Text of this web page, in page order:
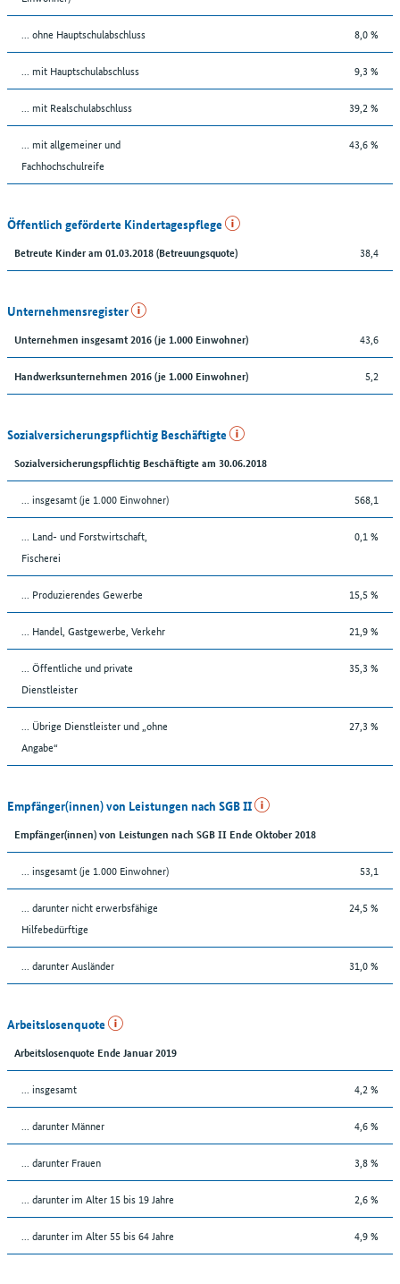
... ohne Hauptschulabschluss 8,0 %
... mit Hauptschulabschluss 9,3 %
... mit Realschulabschluss 39,2 %
... mit allgemeiner und
Fachhochschulreife
43,6 %
Öffentlich geförderte Kindertagespflege
Betreute Kinder am 01.03.2018 (Betreuungsquote) 38,4
Unternehmensregister
Unternehmen insgesamt 2016 (je 1.000 Einwohner) 43,6
Handwerksunternehmen 2016 (je 1.000 Einwohner) 5,2
Sozialversicherungspflichtig Beschäftigte
Sozialversicherungspflichtig Beschäftigte am 30.06.2018
... insgesamt (je 1.000 Einwohner) 568,1
... Land- und Forstwirtschaft,
Fischerei
0,1 %
... Produzierendes Gewerbe 15,5 %
... Handel, Gastgewerbe, Verkehr 21,9 %
... Öffentliche und private
Dienstleister
35,3 %
... Übrige Dienstleister und „ohne
Angabe“
27,3 %
Empfänger(innen) von Leistungen nach SGB II
Empfänger(innen) von Leistungen nach SGB II Ende Oktober 2018
... insgesamt (je 1.000 Einwohner) 53,1
... darunter nicht erwerbsfähige
Hilfebedürftige
24,5 %
... darunter Ausländer 31,0 %
Arbeitslosenquote
Arbeitslosenquote Ende Januar 2019
... insgesamt 4,2 %
... darunter Männer 4,6 %
... darunter Frauen 3,8 %
... darunter im Alter 15 bis 19 Jahre 2,6 %
... darunter im Alter 55 bis 64 Jahre 4,9 %